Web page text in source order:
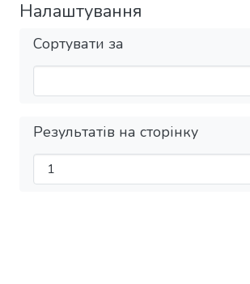
Налаштування
Сортувати за
Результатів на сторінку